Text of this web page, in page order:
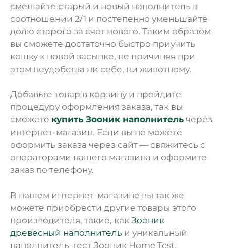
смешайте старый и новый наполнитель в
соотношении 2/1 и постепенно уменьшайте
долю старого за счет нового. Таким образом
вы сможете достаточно быстро приучить
кошку к новой засыпке, не причиняя при
этом неудобства ни себе, ни животному.
Добавьте товар в корзину и пройдите
процедуру оформления заказа, так вы
сможете купить Зооник наполнитель через
интернет-магазин. Если вы не можете
оформить заказа через сайт — свяжитесь с
операторами нашего магазина и оформите
заказ по телефону.
В нашем интернет-магазине вы так же
можете приобрести другие товары этого
производителя, такие, как Зооник
древесный наполнитель и уникальный
наполнитель-тест Зооник Home Test.